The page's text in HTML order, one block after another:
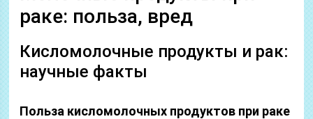
раке: польза, вред
Кисломолочные продукты и рак:
научные факты
Польза кисломолочных продуктов при раке